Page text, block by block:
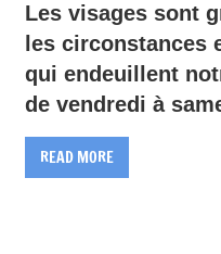
Les visages sont
les circonstances
qui endeuillent
de vendredi à
READ MORE